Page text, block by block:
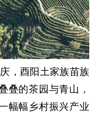
，酉阳土家族苗族
叠的茶园与青山，
幅幅乡村振兴产业